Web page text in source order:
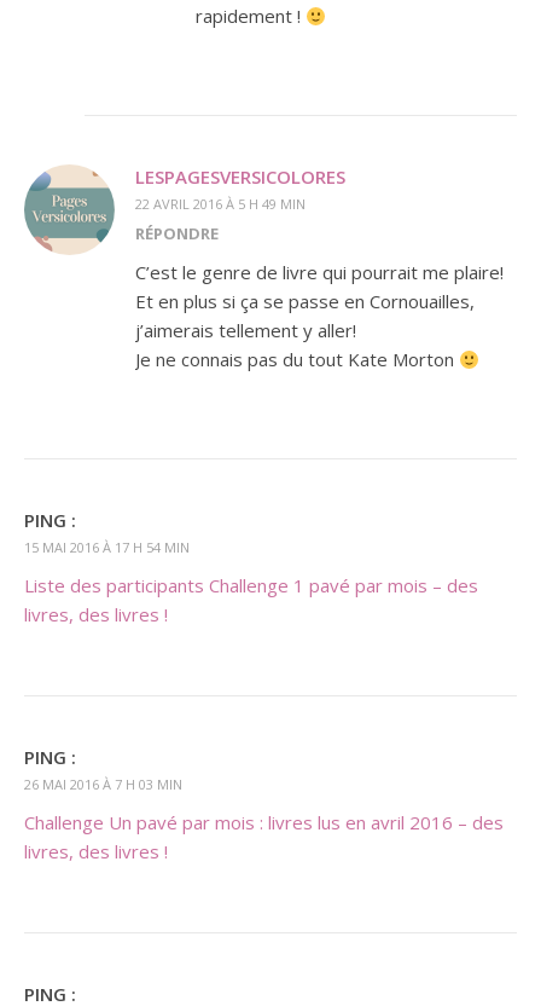
rapidement !
LESPAGESVERSICOLORES
22 AVRIL 2016 À 5 H 49 MIN
RÉPONDRE
C’est le genre de livre qui pourrait me plaire!
Et en plus si ça se passe en Cornouailles,
j’aimerais tellement y aller!
Je ne connais pas du tout Kate Morton
PING :
15 MAI 2016 À 17 H 54 MIN
Liste des participants Challenge 1 pavé par mois – des
livres, des livres !
PING :
26 MAI 2016 À 7 H 03 MIN
Challenge Un pavé par mois : livres lus en avril 2016 – des
livres, des livres !
PING :